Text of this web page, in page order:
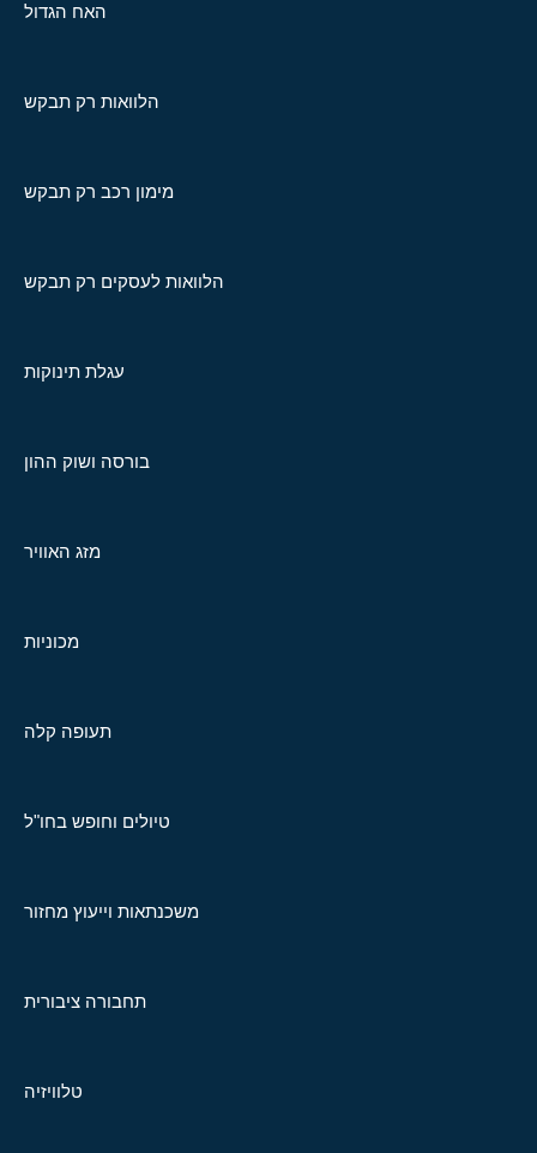
האח הגדול
הלוואות רק תבקש
מימון רכב רק תבקש
הלוואות לעסקים רק תבקש
עגלת תינוקות
בורסה ושוק ההון
מזג האוויר
מכוניות
תעופה קלה
טיולים וחופש בחו"ל
משכנתאות וייעוץ מחזור
תחבורה ציבורית
טלוויזיה